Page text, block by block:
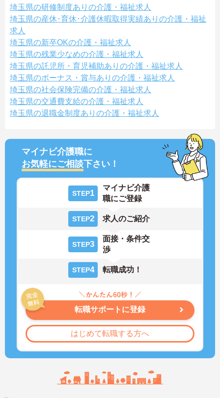
埼玉県の研修制度ありの介護・福祉求人
埼玉県の産休･育休･介護休暇取得実績ありの介護・福祉
求人
埼玉県の新卒OKの介護・福祉求人
埼玉県の残業少なめの介護・福祉求人
埼玉県の託児所・育児補助ありの介護・福祉求人
埼玉県のボーナス・賞与ありの介護・福祉求人
埼玉県の社会保険完備の介護・福祉求人
埼玉県の交通費支給の介護・福祉求人
埼玉県の退職金制度ありの介護・福祉求人
マイナビ介護職に
お気軽にご相談下さい！
STEP1
マイナビ介護
職にご登録
STEP2 求人のご紹介
STEP3
面接・条件交
渉
STEP4 転職成功！
転職サポートに登録
はじめて転職する方へ